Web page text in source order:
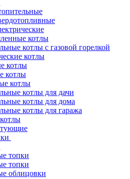
котлы
котлы с газовой горелкой
котлы
котлы
котлы
котлы
котлы для дачи
котлы для дома
котлы для гаража
топки
топки
облицовки